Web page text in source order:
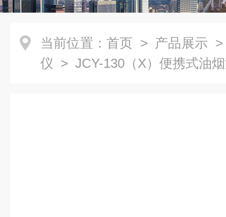
当前位置： 首页 > 产品展示
仪 > JCY-130（X）便携式油